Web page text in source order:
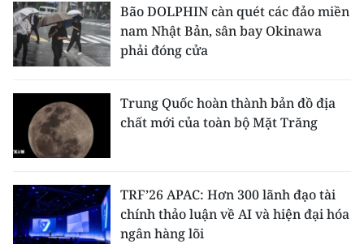
Bão DOLPHIN càn quét các đảo miền
nam Nhật Bản, sân bay Okinawa
phải đóng cửa
Trung Quốc hoàn thành bản đồ địa
chất mới của toàn bộ Mặt Trăng
TRF’26 APAC: Hơn 300 lãnh đạo tài
chính thảo luận về AI và hiện đại hóa
ngân hàng lõi